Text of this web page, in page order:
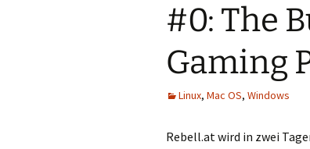
#0: The
Gaming
Linux, Mac OS, Windows
Rebell.at wird in zwei